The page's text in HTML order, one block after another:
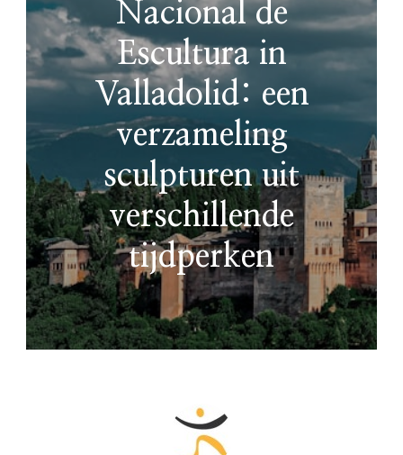
Nacional de
Escultura in
Valladolid: een
verzameling
sculpturen uit
verschillende
tijdperken